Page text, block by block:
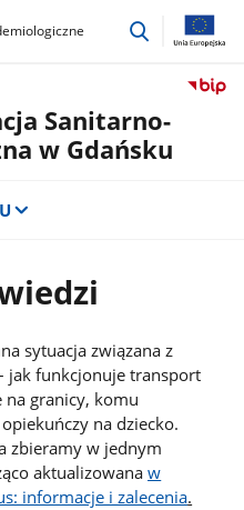
przejdź
Sanitarno-
w Gdańsku
sytuacja związana z
jak funkcjonuje transport
granicy, komu
na dziecko.
zbieramy w jednym
aktualizowanaw
informacje i zalecenia.